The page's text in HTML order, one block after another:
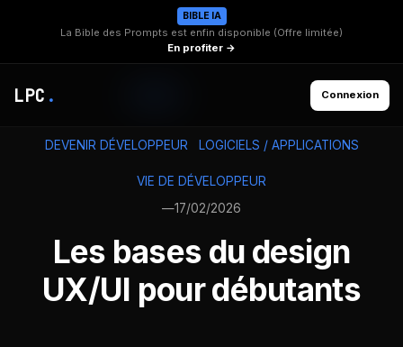
BIBLE IA
La Bible des Prompts est enfin disponible (Offre limitée)
En profiter →
LPC . Connexion
DEVENIR DÉVELOPPEUR LOGICIELS / APPLICATIONS
VIE DE DÉVELOPPEUR
—17/02/2026
Les bases du design
UX/UI pour débutants